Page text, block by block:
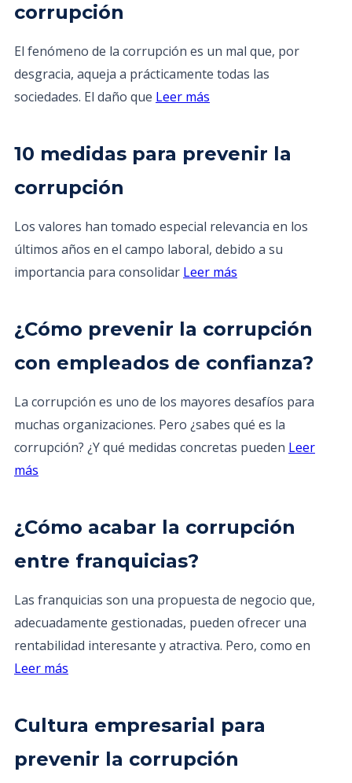
corrupción
El fenómeno de la corrupción es un mal que, por
desgracia, aqueja a prácticamente todas las
sociedades. El daño que Leer más
10 medidas para prevenir la
corrupción
Los valores han tomado especial relevancia en los
últimos años en el campo laboral, debido a su
importancia para consolidar Leer más
¿Cómo prevenir la corrupción
con empleados de confianza?
La corrupción es uno de los mayores desafíos para
muchas organizaciones. Pero ¿sabes qué es la
corrupción? ¿Y qué medidas concretas pueden Leer
más
¿Cómo acabar la corrupción
entre franquicias?
Las franquicias son una propuesta de negocio que,
adecuadamente gestionadas, pueden ofrecer una
rentabilidad interesante y atractiva. Pero, como en
Leer más
Cultura empresarial para
prevenir la corrupción